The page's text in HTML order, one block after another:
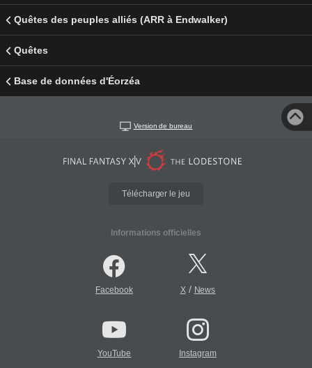
Quêtes des peuples alliés (ARR à Endwalker)
Quêtes
Base de données d'Éorzéa
Version de bureau
Télécharger le jeu
Informations officielles
Facebook X/ News
YouTube Instagram